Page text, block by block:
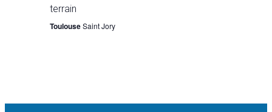
terrain
ToulouseSaint Jory